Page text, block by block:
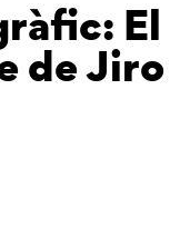
El
de Jiro